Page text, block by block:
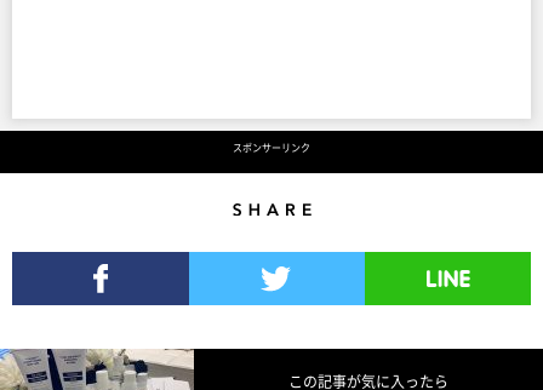
スポンサーリンク
この記事が気に入ったら